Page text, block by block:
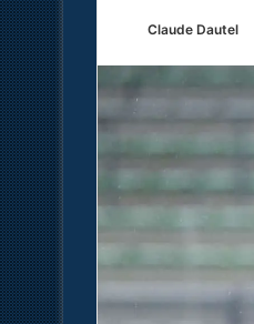
Claude Dautel